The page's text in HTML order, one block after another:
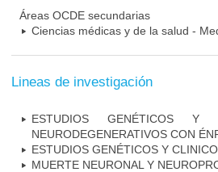
Áreas OCDE secundarias
Ciencias médicas y de la salud -
Lineas de investigación
ESTUDIOS GENÉTICOS Y
NEURODEGENERATIVOS CON
ESTUDIOS GENÉTICOS Y
MUERTE NEURONAL Y